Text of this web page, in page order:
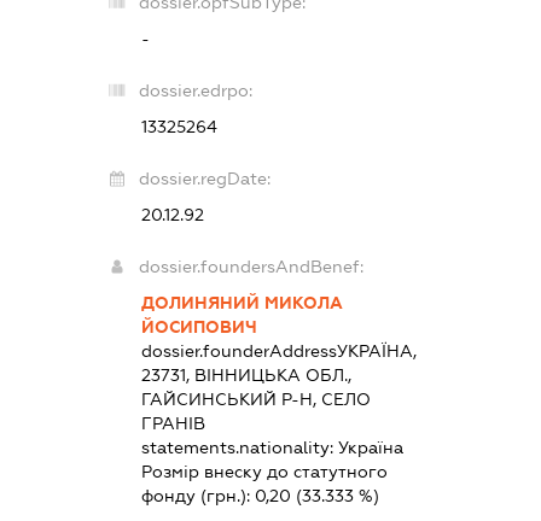
-
dossier.edrpo:
13325264
dossier.regDate:
20.12.92
dossier.foundersAndBenef:
ДОЛИНЯНИЙ МИКОЛА
ЙОСИПОВИЧ
dossier.founderAddressУКРАЇНА,
23731, ВІННИЦЬКА ОБЛ.,
ГАЙСИНСЬКИЙ Р-Н, СЕЛО
ГРАНІВ
statements.nationality: Україна
Розмір внеску до статутного
фонду (грн.): 0,20 (33.333 %)